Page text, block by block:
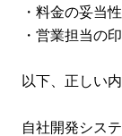
・料金の妥当
・営業担当の
以下、正しい
自社開発シス